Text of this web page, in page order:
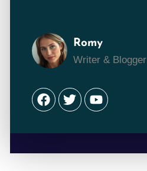
Romy
Writer & Blogger
Facebook
TwitterYoutube